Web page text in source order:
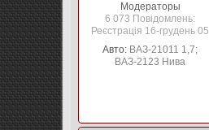
Модераторы
6 073 Повідомлень:
Реєстрація 16-грудень 05
Авто: ВАЗ-21011 1,7;
ВАЗ-2123 Нива